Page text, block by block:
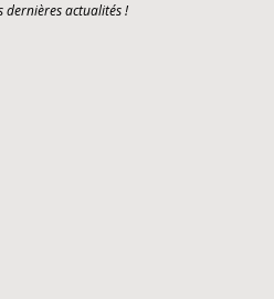
dernières actualités !